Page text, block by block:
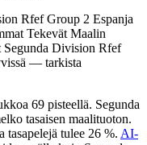
Rfef Group 2 Espanja
Tekevät Maalin
Segunda Division Rfef
— tarkista
69 pisteellä. Segunda
tasaisen maalituoton.
tulee 26 %. AI-